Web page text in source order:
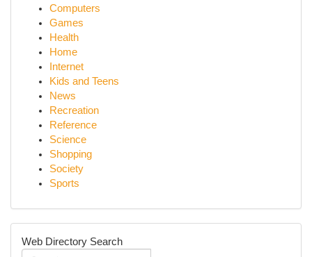
Computers
Games
Health
Home
Internet
Kids and Teens
News
Recreation
Reference
Science
Shopping
Society
Sports
Web Directory Search